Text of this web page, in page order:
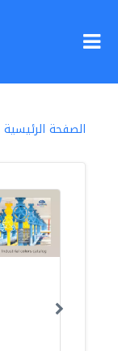
الصفحة الرئيسية